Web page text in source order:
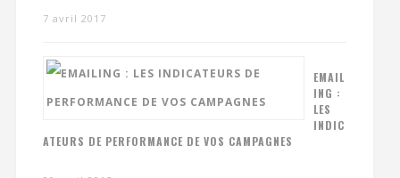
7 avril 2017
EMAIL
ING :
LES
INDIC
ATEURS DE PERFORMANCE DE VOS CAMPAGNES